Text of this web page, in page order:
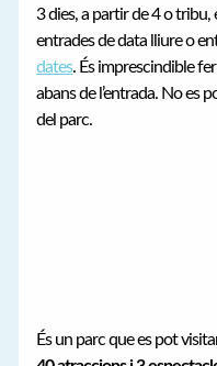
3 dies, a partir de 4 o
entrades de data lliure o
dates. És imprescindible
abans de l’entrada. No es
del parc.
És un parc que es pot